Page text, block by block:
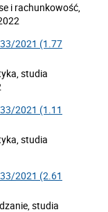
i rachunkowość,
33/2021 (1.77
studia
33/2021 (1.11
studia
33/2021 (2.61
studia